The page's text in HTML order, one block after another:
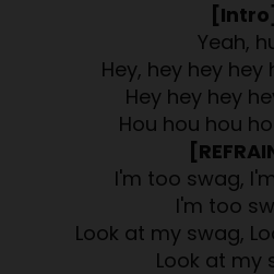
[Intro]
Yeah,
Hey, hey hey hey
Hey hey hey
Hou hou hou
I'm too swag,
I'm too
Look at my swag,
Look at my